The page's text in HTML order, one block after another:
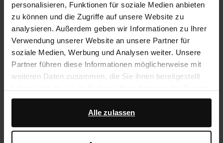
personalisieren, Funktionen für soziale Medien anbieten
zu können und die Zugriffe auf unsere Website zu
analysieren. Außerdem geben wir Informationen zu Ihrer
Verwendung unserer Website an unsere Partner für
soziale Medien, Werbung und Analysen weiter. Unsere
Partner führen diese Informationen möglicherweise mit
weiteren Daten zusammen, die Sie ihnen bereitgestellt
gesammelt haben.
Darüber hinaus arbeiten wir mit Google zu Werbe- und
Alle zulassen
Produktbeschreibung
Schwarze Sneaker der Marke Sacha. Die Sneaker
haben eine schwarze und grüne Schnürung und eine 2
cm dicke Plateausohle. Die Außenseite der Schuhe ist
aus Veloursleder, die Innenseite ist aus Leder
gearbeitet. Die Innensohle ist herausnehmbar. Pflege
Produktdetails